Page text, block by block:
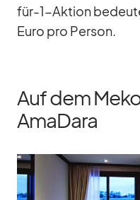
für-1-Ak­tion
Euro pro Per­son.
Auf dem
AmaDara